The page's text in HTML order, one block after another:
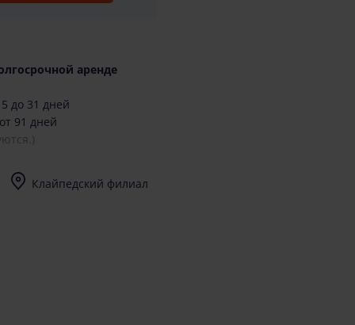
аренде
до 31 дней
91 дней
Клайпедский филиал